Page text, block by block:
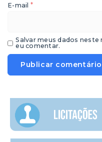
E-mail *
Salvar meus dados
eu comentar.